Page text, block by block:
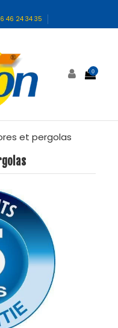
46 24 34 35
0
et pergolas